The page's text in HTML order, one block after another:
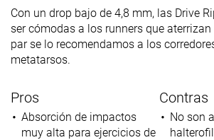
Con un drop bajo de 4,8 mm, las Drive
ser cómodas a los runners que
par se lo recomendamos a los
metatarsos.
Pros
Absorción de impactos
muy alta para ejercicios de
Contras
No son